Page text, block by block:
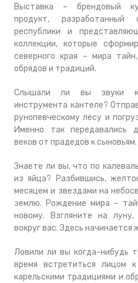
Выставка – брендовый
продукт, разработанный
республики и
коллекции, которые
северного края – мира
обрядов и традиций.
Слышали ли вы звуки
инструмента кантеле?
рунопевческому лесу и
Именно так передавались
веков от прадедов к сыновьям.
Знаете ли вы, что по
из яйца? Разбившись,
месяцем и звездами на
землю. Рождение мира –
новому. Взгляните на луну,
вокруг вас. Здесь начинается
Ловили ли вы когда-нибудь
время встретиться лицом
карельскими традициями и